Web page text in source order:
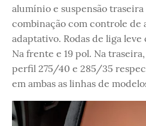
alumínio e suspensão
combinação com controle de
adaptativo. Rodas de liga
Na frente e 19 pol. Na
perfil 275/40 e 285/35
em ambas as linhas de